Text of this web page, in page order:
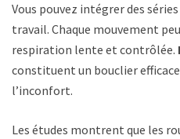
Vous pouvez intégrer des
travail. Chaque mouvement
respiration lente et contrôlée.
constituent un bouclier
l’inconfort.
Les études montrent que les